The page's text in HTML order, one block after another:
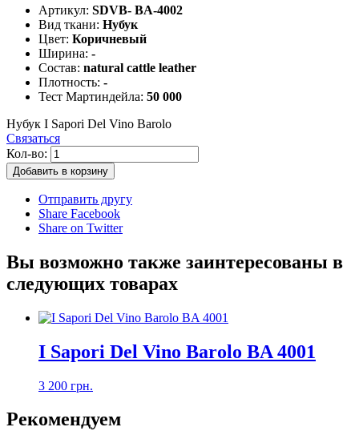
Артикул: SDVB- BA-4002
Вид ткани: Нубук
Цвет: Коричневый
Ширина: -
Состав: natural cattle leather
Плотность: -
Тест Мартиндейла: 50 000
Нубук I Sapori Del Vino Barolo
Связаться
Кол-во:
Добавить в корзину
Отправить другу
Share Facebook
Share on Twitter
Вы возможно также заинтересованы в
следующих товарах
I Sapori Del Vino Barolo BA 4001
3 200 грн.
Рекомендуем